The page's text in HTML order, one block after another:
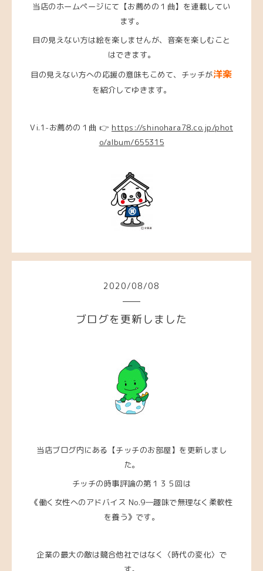
当店のホームページにて【お薦めの１曲】を連載してい
ます。
目の見えない方は絵を楽しませんが、音楽を楽しむこと
はできます。
目の見えない方への応援の意味もこめて、チッチが洋楽
を紹介してゆきます。
Vi.1-お薦めの１曲 👉 https://shinohara78.co.jp/phot
o/album/655315
2020/08/08
ブログを更新しました
当店ブログ内にある【チッチのお部屋】を更新しまし
た。
チッチの時事評論の第１３５回は
《働く女性へのアドバイス No.9―趣味で無理なく柔軟性
を養う》です。
企業の最大の敵は競合他社ではなく〈時代の変化〉で